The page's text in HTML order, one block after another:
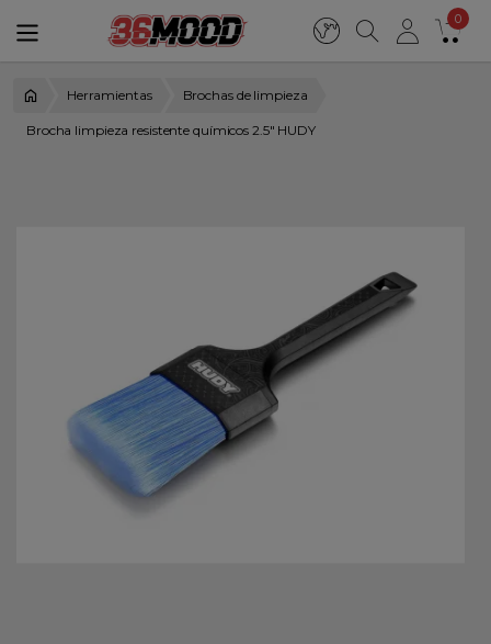
0
Herramientas Brochas de limpieza
Brocha limpieza resistente químicos 2.5" HUDY